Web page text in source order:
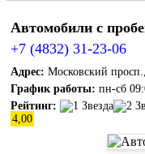
Автомобили с
+7 (4832) 31-23-06
Адрес: Московский
График работы: пн-сб
Рейтинг:
4,00